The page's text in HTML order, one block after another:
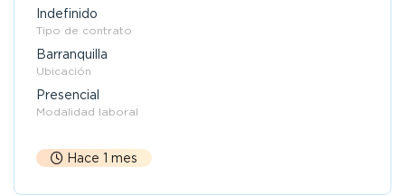
Indefinido
Tipo de contrato
Barranquilla
Ubicación
Presencial
Modalidad laboral
Hace 1 mes